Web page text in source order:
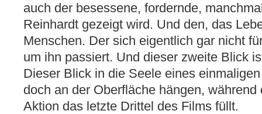
auch der besessene, fordernde,
Reinhardt gezeigt wird. Und den, das
Menschen. Der sich eigentlich gar nicht
um ihn passiert. Und dieser zweite Blick
Dieser Blick in die Seele eines
doch an der Oberfläche hängen,
Aktion das letzte Drittel des Films füllt.